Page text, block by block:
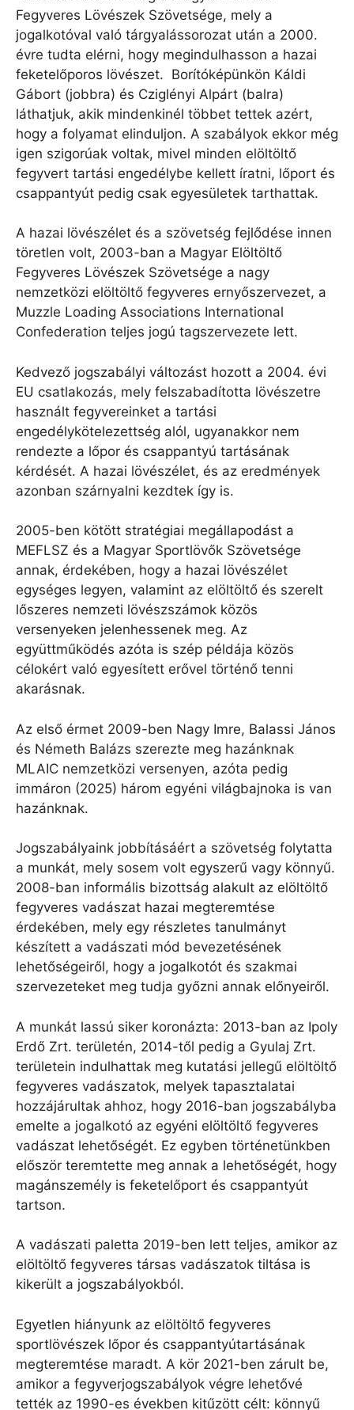
Fegyveres Lövészek Szövetsége, mely a
jogalkotóval való tárgyalássorozat után a 2000.
évre tudta elérni, hogy megindulhasson a hazai
feketelőporos lövészet. Borítóképünkön Káldi
Gábort (jobbra) és Cziglényi Alpárt (balra)
láthatjuk, akik mindenkinél többet tettek azért,
hogy a folyamat elinduljon. A szabályok ekkor még
igen szigorúak voltak, mivel minden elöltöltő
fegyvert tartási engedélybe kellett íratni, lőport és
csappantyút pedig csak egyesületek tarthattak.
A hazai lövészélet és a szövetség fejlődése innen
töretlen volt, 2003-ban a Magyar Elöltöltő
Fegyveres Lövészek Szövetsége a nagy
nemzetközi elöltöltő fegyveres ernyőszervezet, a
Muzzle Loading Associations International
Confederation teljes jogú tagszervezete lett.
Kedvező jogszabályi változást hozott a 2004. évi
EU csatlakozás, mely felszabadította lövészetre
használt fegyvereinket a tartási
engedélykötelezettség alól, ugyanakkor nem
rendezte a lőpor és csappantyú tartásának
kérdését. A hazai lövészélet, és az eredmények
azonban szárnyalni kezdtek így is.
2005-ben kötött stratégiai megállapodást a
MEFLSZ és a Magyar Sportlövők Szövetsége
annak, érdekében, hogy a hazai lövészélet
egységes legyen, valamint az elöltöltő és szerelt
lőszeres nemzeti lövészszámok közös
versenyeken jelenhessenek meg. Az
együttműködés azóta is szép példája közös
célokért való egyesített erővel történő tenni
akarásnak.
Az első érmet 2009-ben Nagy Imre, Balassi János
és Németh Balázs szerezte meg hazánknak
MLAIC nemzetközi versenyen, azóta pedig
immáron (2025) három egyéni világbajnoka is van
hazánknak.
Jogszabályaink jobbításáért a szövetség folytatta
a munkát, mely sosem volt egyszerű vagy könnyű.
2008-ban informális bizottság alakult az elöltöltő
fegyveres vadászat hazai megteremtése
érdekében, mely egy részletes tanulmányt
készített a vadászati mód bevezetésének
lehetőségeiről, hogy a jogalkotót és szakmai
szervezeteket meg tudja győzni annak előnyeiről.
A munkát lassú siker koronázta: 2013-ban az Ipoly
Erdő Zrt. területén, 2014-től pedig a Gyulaj Zrt.
területein indulhattak meg kutatási jellegű elöltöltő
fegyveres vadászatok, melyek tapasztalatai
hozzájárultak ahhoz, hogy 2016-ban jogszabályba
emelte a jogalkotó az egyéni elöltöltő fegyveres
vadászat lehetőségét. Ez egyben történetünkben
először teremtette meg annak a lehetőségét, hogy
magánszemély is feketelőport és csappantyút
tartson.
A vadászati paletta 2019-ben lett teljes, amikor az
elöltöltő fegyveres társas vadászatok tiltása is
kikerült a jogszabályokból.
Egyetlen hiányunk az elöltöltő fegyveres
sportlövészek lőpor és csappantyútartásának
megteremtése maradt. A kör 2021-ben zárult be,
amikor a fegyverjogszabályok végre lehetővé
tették az 1990-es években kitűzött célt: könnyű